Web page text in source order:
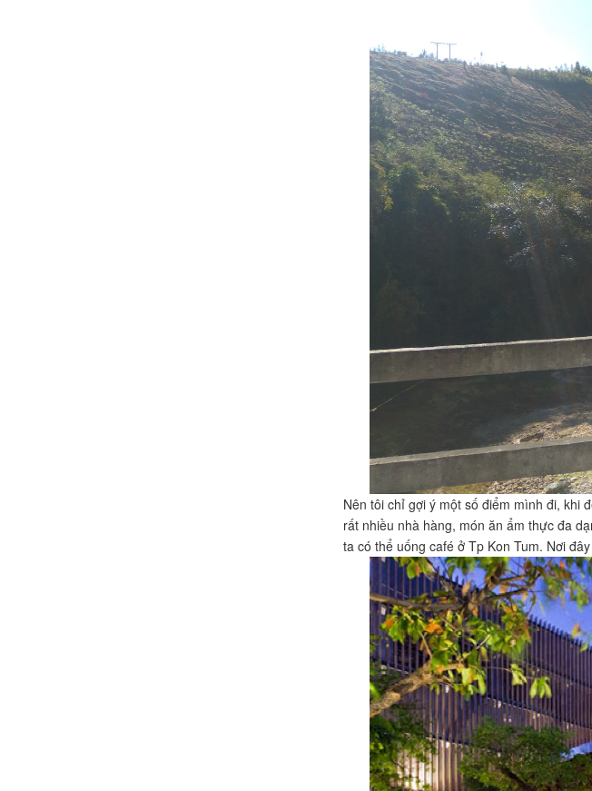
Nên tôi chỉ gợi ý một số điểm mình đi, khi
rất nhiều nhà hàng, món ăn ẩm thực đa
ta có thể uống café ở Tp Kon Tum. Nơi